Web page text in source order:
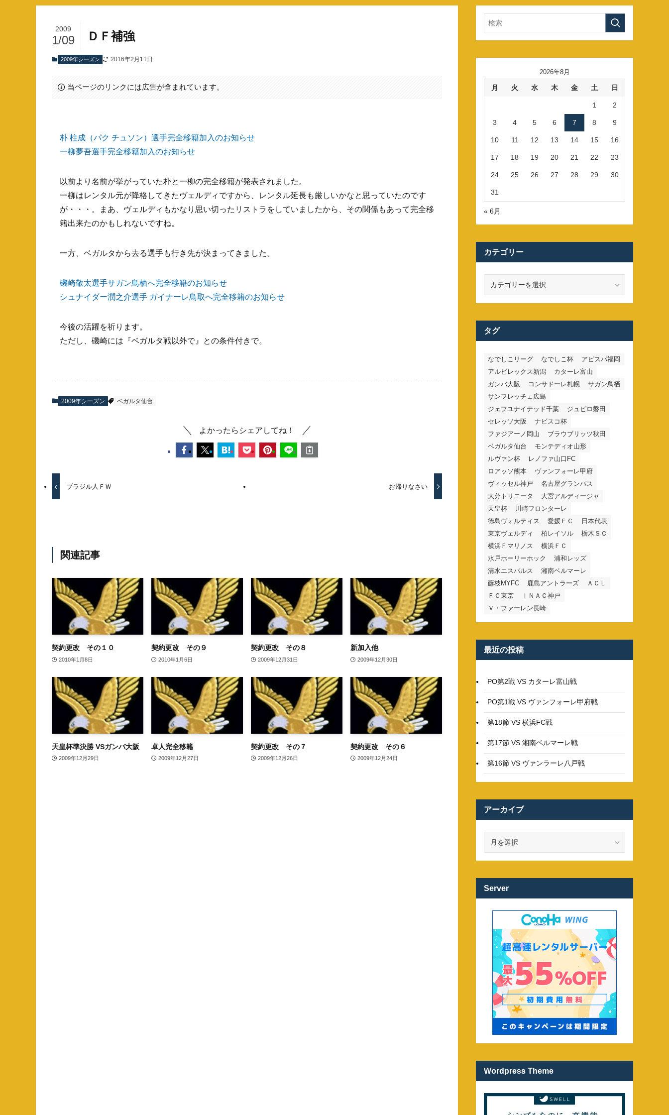
ＤＦ補強
2009
1/09
2009年シーズン 2016年2月11日
当ページのリンクには広告が含まれています。
朴 柱成（パク チュソン）選手完全移籍加入のお知らせ
一柳夢吾選手完全移籍加入のお知らせ
以前より名前が挙がっていた朴と一柳の完全移籍が発表されました。
一柳はレンタル元が降格してきたヴェルディですから、レンタル延長も厳しいかなと思っていたのです
が・・・。まあ、ヴェルディもかなり思い切ったリストラをしていましたから、その関係もあって完全移
籍出来たのかもしれないですね。
一方、ベガルタから去る選手も行き先が決まってきました。
磯崎敬太選手サガン鳥栖へ完全移籍のお知らせ
シュナイダー潤之介選手 ガイナーレ鳥取へ完全移籍のお知らせ
今後の活躍を祈ります。
ただし、磯崎には『ベガルタ戦以外で』との条件付きで。
2009年シーズン ベガルタ仙台
よかったらシェアしてね！
ブラジル人ＦＷ お帰りなさい
関連記事
契約更改 その１０
2010年1月8日
契約更改 その９
2010年1月6日
契約更改 その８
2009年12月31日
新加入他
2009年12月30日
天皇杯準決勝 VSガンバ大阪
2009年12月29日
卓人完全移籍
2009年12月27日
契約更改 その７
2009年12月26日
契約更改 その６
2009年12月24日
2026年8月
月 火 水 木 金 土 日
1 2
3 4 5 6 7 8 9
10 11 12 13 14 15 16
17 18 19 20 21 22 23
24 25 26 27 28 29 30
31
« 6月
カテゴリー
ー
タグ
なでしこリーグ なでしこ杯
アビスパ福岡
アルビレックス新潟
カターレ富山
ガンバ大阪
コンサドーレ札幌
サガン鳥栖
サンフレッチェ広島
ジェフユナイテッド千葉
ジュビロ磐田
セレッソ大阪
ナビスコ杯
ファジアーノ岡山
ブラウブリッツ秋田
ベガルタ仙台
モンテディオ山形
ルヴァン杯
レノファ山口FC
ロアッソ熊本
ヴァンフォーレ甲府
ヴィッセル神戸
名古屋グランパス
大分トリニータ
大宮アルディージャ
天皇杯
川崎フロンターレ
徳島ヴォルティス
愛媛ＦＣ
日本代表
東京ヴェルディ
柏レイソル
栃木ＳＣ
横浜Ｆマリノス
横浜ＦＣ
水戸ホーリーホック
浦和レッズ
清水エスパルス
湘南ベルマーレ
藤枝MYFC
鹿島アントラーズ
ＡＣＬ
ＦＣ東京
ＩＮＡＣ神戸
Ｖ・ファーレン長崎
最近の投稿
PO第2戦 VS カターレ富山戦
PO第1戦 VS ヴァンフォーレ甲府戦
第18節 VS 横浜FC戦
第17節 VS 湘南ベルマーレ戦
第16節 VS ヴァンラーレ八戸戦
アーカイブ
ブ
Server
Wordpress Theme